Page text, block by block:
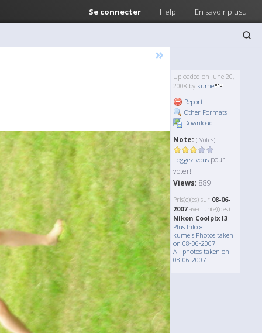
Se connecter Help En savoir plusu
»
Uploaded on June 20,
2008 by kume
Report
Other Formats
Download
Note: ( Votes)
Loggez-vous pour
voter!
Views: 889
Pris(e)(es) sur 08-06-
2007avec un(e)(des)
Nikon Coolpix l3
Plus Info »
kume's Photos taken
on 08-06-2007
All photos taken on
08-06-2007